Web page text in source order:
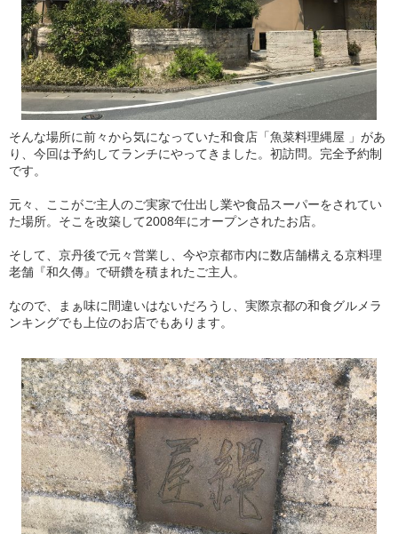
そんな場所に前々から気になっていた和食店「魚菜料理縄屋 」があ
り、今回は予約してランチにやってきました。初訪問。完全予約制
です。
元々、ここがご主人のご実家で仕出し業や食品スーパーをされてい
た場所。そこを改築して2008年にオープンされたお店。
そして、京丹後で元々営業し、今や京都市内に数店舗構える京料理
老舗『和久傳』で研鑽を積まれたご主人。
なので、まぁ味に間違いはないだろうし、実際京都の和食グルメラ
ンキングでも上位のお店でもあります。